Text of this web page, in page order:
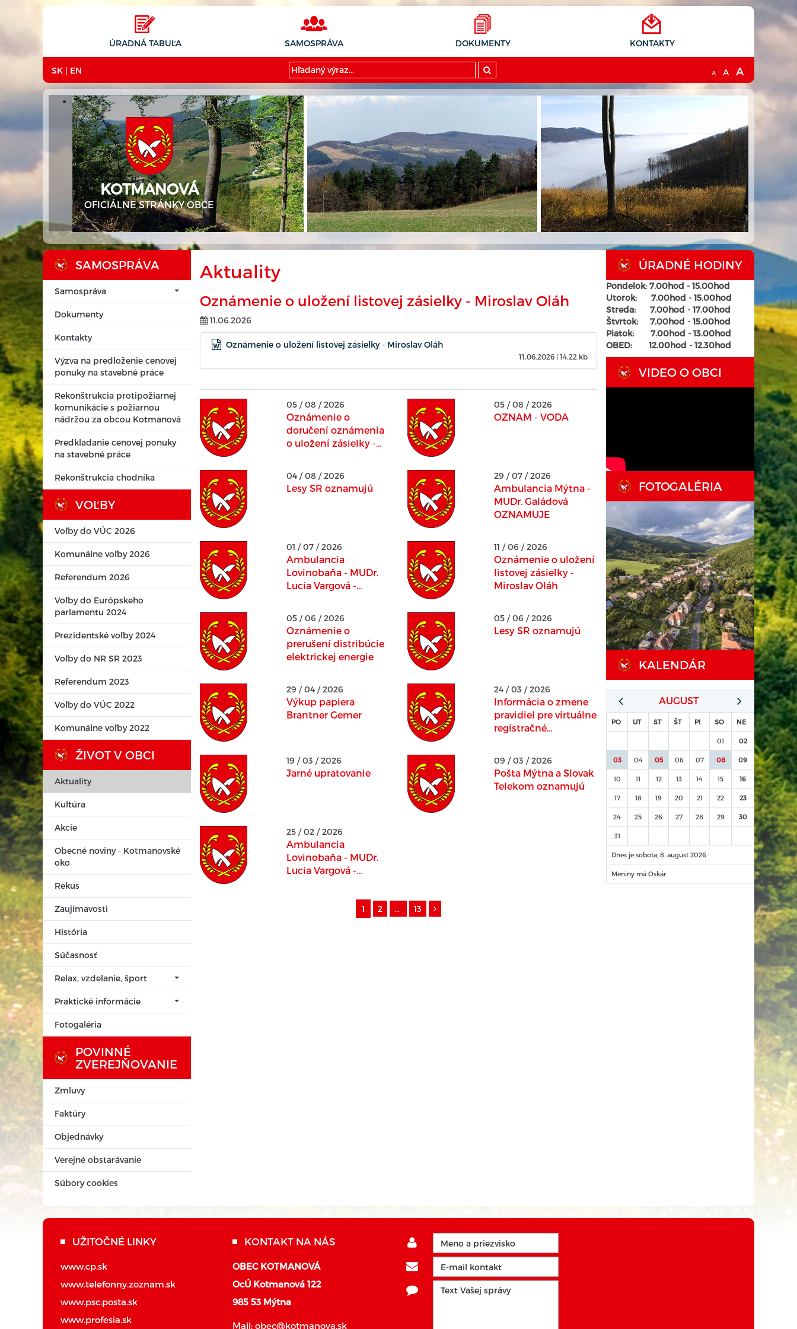
ÚRADNÁ TABUĽA SAMOSPRÁVA DOKUMENTY KONTAKTY
SK | EN A A A
KOTMANOVÁ
OFICIÁLNE STRÁNKY OBCE
SAMOSPRÁVA
Samospráva
Dokumenty
Kontakty
Výzva na predloženie cenovej
ponuky na stavebné práce
Rekonštrukcia protipožiarnej
komunikácie s požiarnou
nádržou za obcou Kotmanová
Predkladanie cenovej ponuky
na stavebné práce
Rekonštrukcia chodníka
VOĽBY
Voľby do VÚC 2026
Komunálne voľby 2026
Referendum 2026
Voľby do Európskeho
parlamentu 2024
Prezidentské voľby 2024
Voľby do NR SR 2023
Referendum 2023
Voľby do VÚC 2022
Komunálne voľby 2022
ŽIVOT V OBCI
Aktuality
Kultúra
Akcie
Obecné noviny - Kotmanovské
oko
Rekus
Zaujímavosti
História
Súčasnosť
Relax, vzdelanie, šport
Praktické informácie
Fotogaléria
POVINNÉ
ZVEREJŇOVANIE
Zmluvy
Faktúry
Objednávky
Verejné obstarávanie
Súbory cookies
Aktuality
Oznámenie o uložení listovej zásielky - Miroslav Oláh
11.06.2026
Oznámenie o uložení listovej zásielky - Miroslav Oláh
11.06.2026 | 14.22 kb
05 / 08 / 2026
Oznámenie o
doručení oznámenia
o uložení zásielky -
05 / 08 / 2026
OZNAM - VODA
04 / 08 / 2026
Lesy SR oznamujú
29 / 07 / 2026
Ambulancia Mýtna -
MUDr. Galádová
OZNAMUJE
01 / 07 / 2026
Ambulancia
Lovinobaňa - MUDr.
Lucia Vargová -
11 / 06 / 2026
Oznámenie o uložení
listovej zásielky -
Miroslav Oláh
05 / 06 / 2026
Oznámenie o
prerušení distribúcie
elektrickej energie
05 / 06 / 2026
Lesy SR oznamujú
29 / 04 / 2026
Výkup papiera
Brantner Gemer
24 / 03 / 2026
Informácia o zmene
pravidiel pre virtuálne
registračné
19 / 03 / 2026
Jarné upratovanie
09 / 03 / 2026
Pošta Mýtna a Slovak
Telekom oznamujú
25 / 02 / 2026
Ambulancia
Lovinobaňa - MUDr.
Lucia Vargová -
1 2 ... 13
ÚRADNÉ HODINY
Pondelok: 7.00hod - 15.00hod
Utorok: 7.00hod - 15.00hod
Streda: 7.00hod - 17.00hod
Štvrtok: 7.00hod - 15.00hod
Piatok: 7.00hod - 13.00hod
OBED: 12.00hod - 12.30hod
VIDEO O OBCI
FOTOGALÉRIA
KALENDÁR
AUGUST
PO UT ST ŠT PI SO NE
01 02
03 04 05 06 07 08 09
10 11 12 13 14 15 16
17 18 19 20 21 22 23
24 25 26 27 28 29 30
31
Dnes je sobota, 8. august 2026
Meniny má Oskár
UŽITOČNÉ LINKY
www.cp.sk
www.telefonny.zoznam.sk
www.psc.posta.sk
www.profesia.sk
KONTAKT NA NÁS
OBEC KOTMANOVÁ
OcÚ Kotmanová 122
985 53 Mýtna
Mail: obec@kotmanova.sk